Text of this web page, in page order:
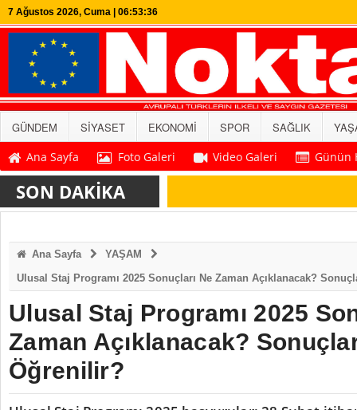
7 Ağustos 2026, Cuma | 06:53:36
GÜNDEM SİYASET EKONOMİ SPOR SAĞLIK
Ana Sayfa
Foto Galeri Video Galeri Günün
SON DAKİKA
Ana Sayfa
YAŞAM
Ulusal Staj Programı 2025 Sonuçları Ne Zaman Açıklanacak?
Ulusal Staj Programı 2025
Zaman Açıklanacak?
Öğrenilir?